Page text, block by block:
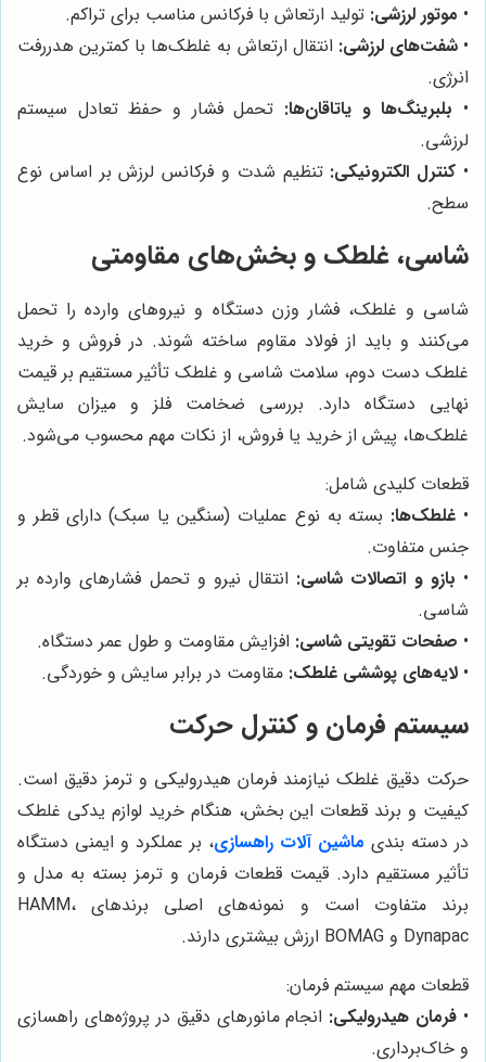
• موتور لرزشی: تولید ارتعاش با فرکانس مناسب برای تراکم.
•شفت‌های لرزشی: انتقال ارتعاش به غلطک‌ها با کمترین هدررفت
انرژی.
• بلبرینگ‌ها و یاتاقان‌ها: تحمل فشار و حفظ تعادل سیستم
لرزشی.
• کنترل الکترونیکی: تنظیم شدت و فرکانس لرزش بر اساس نوع
سطح.
شاسی، غلطک و بخش‌های مقاومتی
شاسی و غلطک، فشار وزن دستگاه و نیروهای وارده را تحمل
می‌کنند و باید از فولاد مقاوم ساخته شوند. در فروش و خرید
غلطک دست دوم، سلامت شاسی و غلطک تأثیر مستقیم بر قیمت
نهایی دستگاه دارد. بررسی ضخامت فلز و میزان سایش
غلطک‌ها، پیش از خرید یا فروش، از نکات مهم محسوب می‌شود.
قطعات کلیدی شامل:
• غلطک‌ها: بسته به نوع عملیات (سنگین یا سبک) دارای قطر و
جنس متفاوت.
• بازو و اتصالات شاسی: انتقال نیرو و تحمل فشارهای وارده بر
شاسی.
• صفحات تقویتی شاسی: افزایش مقاومت و طول عمر دستگاه.
• لایه‌های پوششی غلطک: مقاومت در برابر سایش و خوردگی.
سیستم فرمان و کنترل حرکت
حرکت دقیق غلطک نیازمند فرمان هیدرولیکی و ترمز دقیق است.
کیفیت و برند قطعات این بخش، هنگام خرید لوازم یدکی غلطک
در دسته بندی ماشین آلات راهسازی، بر عملکرد و ایمنی دستگاه
تأثیر مستقیم دارد. قیمت قطعات فرمان و ترمز بسته به مدل و
برند متفاوت است و نمونه‌های اصلی برندهای HAMM،
Dynapac و BOMAG ارزش بیشتری دارند.
قطعات مهم سیستم فرمان:
• فرمان هیدرولیکی: انجام مانورهای دقیق در پروژه‌های راهسازی
و خاک‌برداری.